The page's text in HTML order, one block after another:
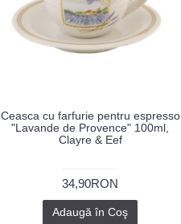
Ceasca cu farfurie pentru espresso
"Lavande de Provence" 100ml,
Clayre & Eef
34,90RON
Adaugă în Coş